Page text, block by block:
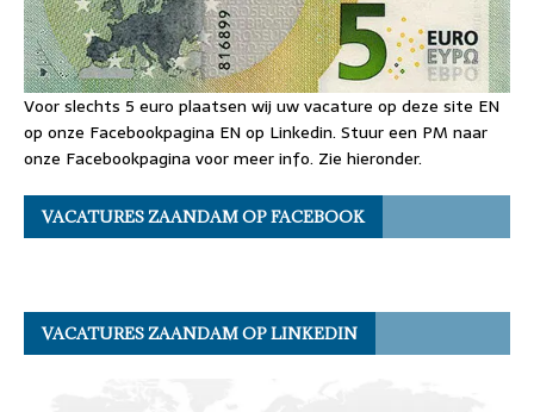
Voor slechts 5 euro plaatsen wij uw vacature op deze site EN
op onze Facebookpagina EN op Linkedin. Stuur een PM naar
onze Facebookpagina voor meer info. Zie hieronder.
VACATURES ZAANDAM OP FACEBOOK
VACATURES ZAANDAM OP LINKEDIN